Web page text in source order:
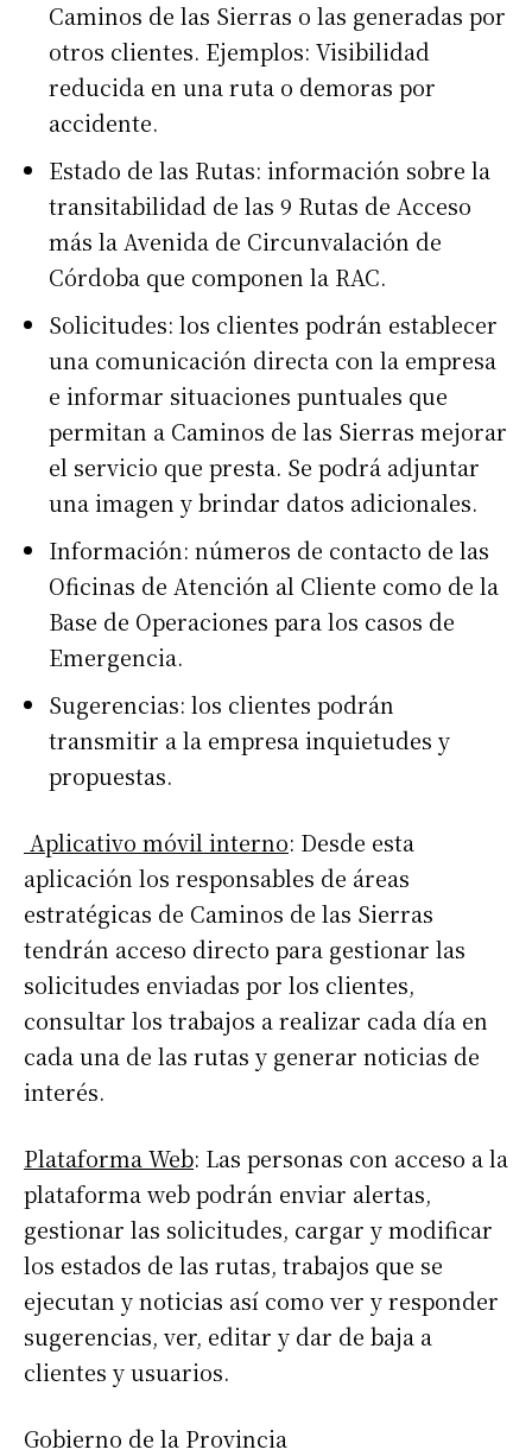
Caminos de las Sierras o las generadas por
otros clientes. Ejemplos: Visibilidad
reducida en una ruta o demoras por
accidente.
Estado de las Rutas: información sobre la
transitabilidad de las 9 Rutas de Acceso
más la Avenida de Circunvalación de
Córdoba que componen la RAC.
Solicitudes: los clientes podrán establecer
una comunicación directa con la empresa
e informar situaciones puntuales que
permitan a Caminos de las Sierras mejorar
el servicio que presta. Se podrá adjuntar
una imagen y brindar datos adicionales.
Información: números de contacto de las
Oficinas de Atención al Cliente como de la
Base de Operaciones para los casos de
Emergencia.
Sugerencias: los clientes podrán
transmitir a la empresa inquietudes y
propuestas.
Aplicativo móvil interno: Desde esta
aplicación los responsables de áreas
estratégicas de Caminos de las Sierras
tendrán acceso directo para gestionar las
solicitudes enviadas por los clientes,
consultar los trabajos a realizar cada día en
cada una de las rutas y generar noticias de
interés.
Plataforma Web: Las personas con acceso a la
plataforma web podrán enviar alertas,
gestionar las solicitudes, cargar y modificar
los estados de las rutas, trabajos que se
ejecutan y noticias así como ver y responder
sugerencias, ver, editar y dar de baja a
clientes y usuarios.
Gobierno de la Provincia